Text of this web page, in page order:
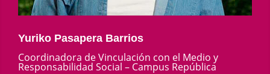
Yuriko Pasapera Barrios
Coordinadora de Vinculación con el Medio y
Responsabilidad Social – Campus República